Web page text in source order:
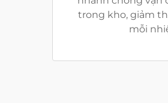
trong kho, giảm
mỗi